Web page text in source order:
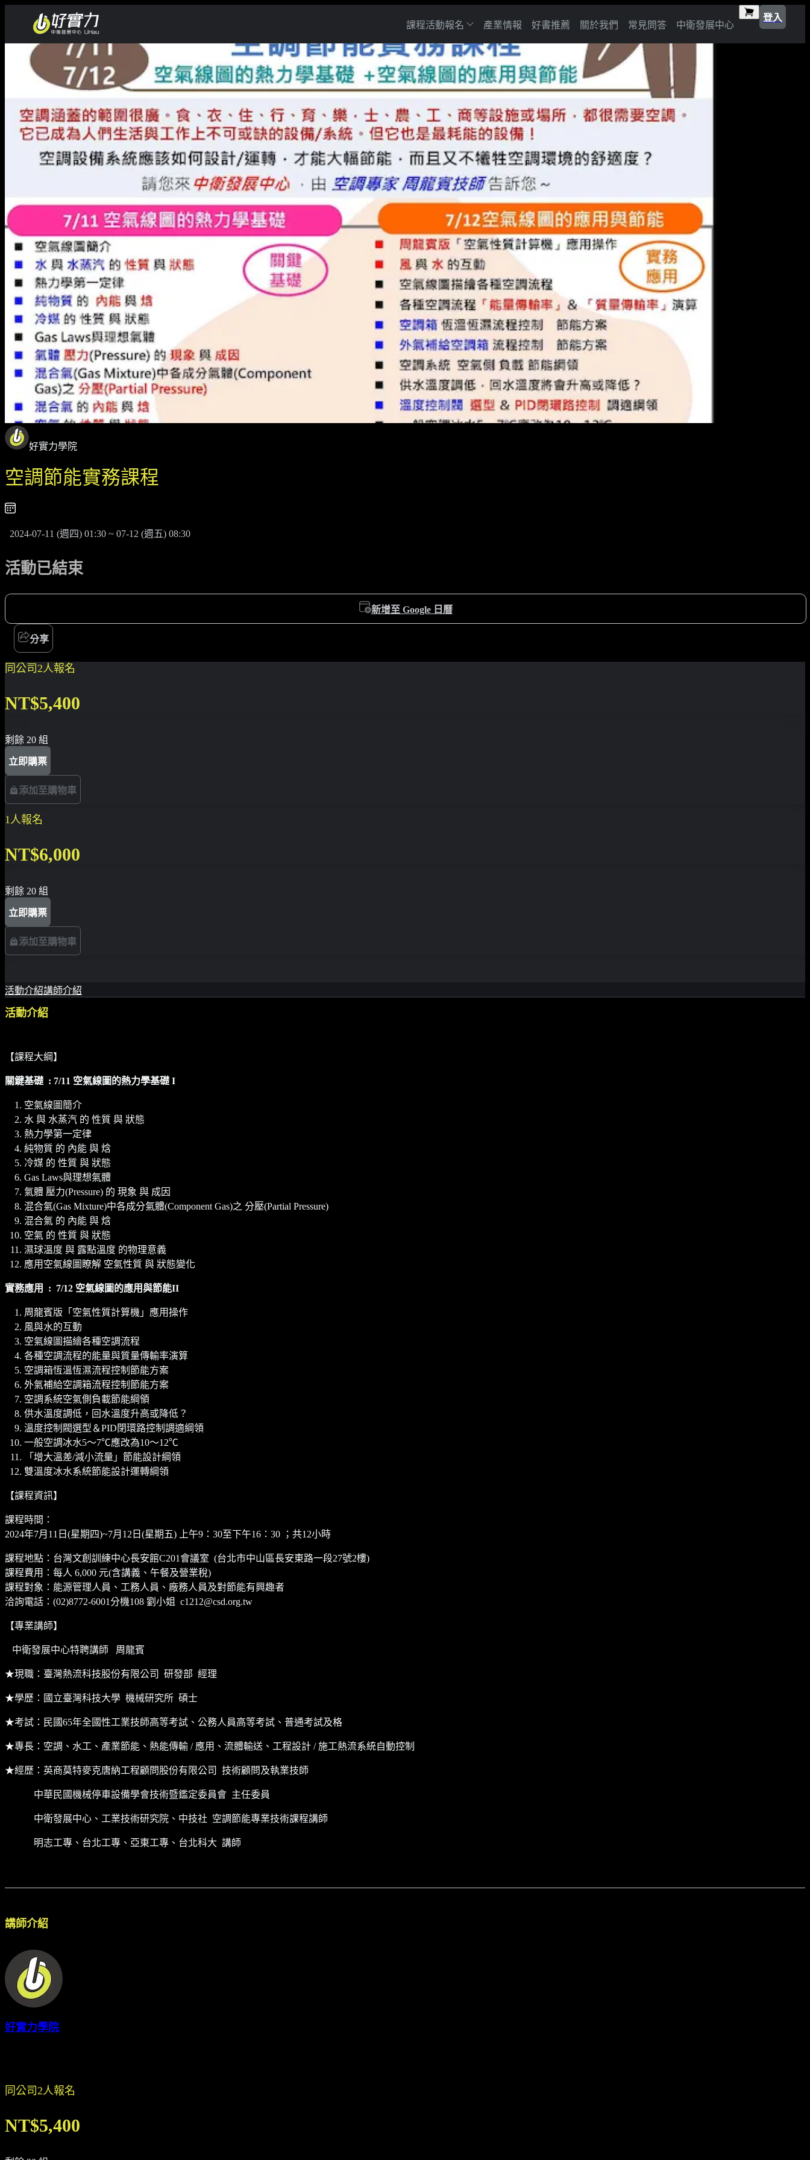
課程活動報名 產業情報 好書推薦 關於我們 常見問答 中衛發展中心
登入
好實力學院
空調節能實務課程
2024-07-11 (週四) 01:30 ~ 07-12 (週五) 08:30
活動已結束
新增至 Google 日曆
分享
同公司2人報名
NT$5,400
剩餘 20 組
立即購票
添加至購物車
1人報名
NT$6,000
剩餘 20 組
立即購票
添加至購物車
活動介紹講師介紹
活動介紹
【課程大綱】
關鍵基礎 : 7/11 空氣線圖的熱力學基礎 I
空氣線圖簡介
水 與 水蒸汽 的 性質 與 狀態
熱力學第一定律
純物質 的 內能 與 焓
冷媒 的 性質 與 狀態
Gas Laws與理想氣體
氣體 壓力(Pressure) 的 現象 與 成因
混合氣(Gas Mixture)中各成分氣體(Component Gas)之 分壓(Partial Pressure)
混合氣 的 內能 與 焓
空氣 的 性質 與 狀態
濕球溫度 與 露點溫度 的物理意義
應用空氣線圖瞭解 空氣性質 與 狀態變化
實務應用 : 7/12 空氣線圖的應用與節能II
周龍賓版「空氣性質計算機」應用操作
風與水的互動
空氣線圖描繪各種空調流程
各種空調流程的能量與質量傳輸率演算
空調箱恆溫恆濕流程控制節能方案
外氣補給空調箱流程控制節能方案
空調系統空氣側負載節能綱領
供水溫度調低，回水溫度升高或降低？
溫度控制閥選型＆PID閉環路控制調適綱領
一般空調冰水5～7℃應改為10～12℃
「增大溫差/減小流量」節能設計綱領
雙溫度冰水系統節能設計運轉綱領
【課程資訊】
課程時間：
2024年7月11日(星期四)~7月12日(星期五) 上午9：30至下午16：30 ；共12小時
課程地點：台灣文創訓練中心長安館C201會議室 (台北市中山區長安東路一段27號2樓)
課程費用：每人 6,000 元(含講義、午餐及營業稅)
課程對象：能源管理人員、工務人員、廠務人員及對節能有興趣者
洽詢電話：(02)8772-6001分機108 劉小姐 c1212@csd.org.tw
【專業講師】
中衛發展中心特聘講師 周龍賓
★現職：臺灣熱流科技股份有限公司 研發部 經理
★學歷：國立臺灣科技大學 機械研究所 碩士
★考試：民國65年全國性工業技師高等考試、公務人員高等考試、普通考試及格
★專長：空調、水工、產業節能、熱能傳輸 / 應用、流體輸送、工程設計 / 施工熱流系統自動控制
★經歷：英商莫特麥克唐納工程顧問股份有限公司 技術顧問及執業技師
中華民國機械停車設備學會技術暨鑑定委員會 主任委員
中衛發展中心、工業技術研究院、中技社 空調節能專業技術課程講師
明志工專、台北工專、亞東工專、台北科大 講師
講師介紹
好實力學院
同公司2人報名
NT$5,400